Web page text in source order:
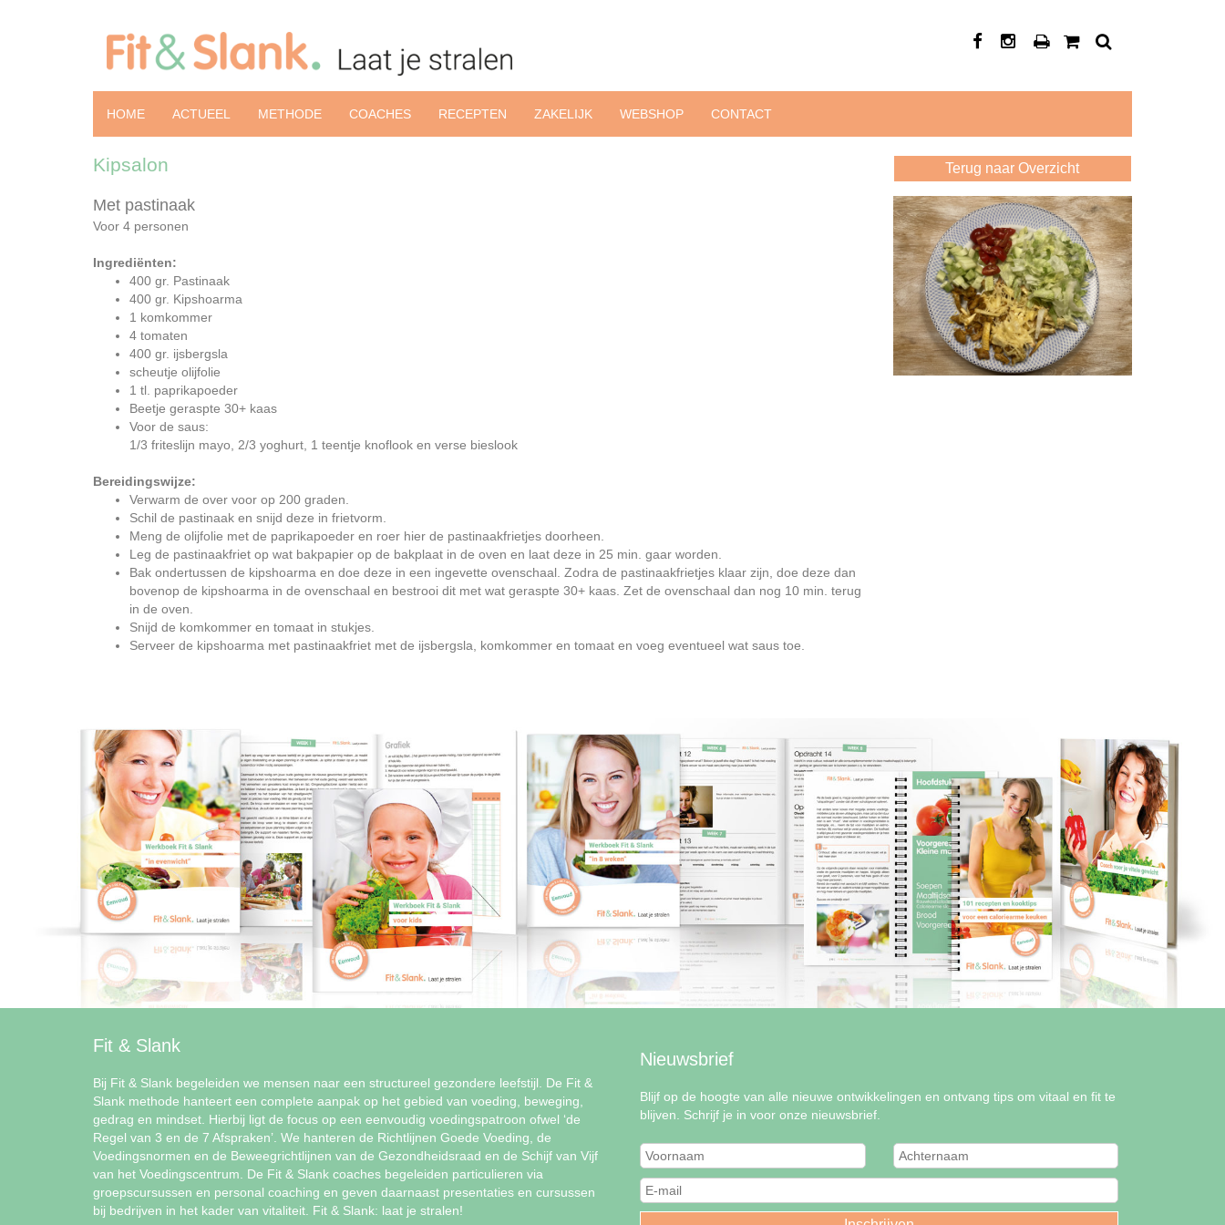
HOME ACTUEEL METHODE COACHES RECEPTEN ZAKELIJK WEBSHOP CONTACT
Kipsalon
Met pastinaak
Voor 4 personen
Ingrediënten:
400 gr. Pastinaak
400 gr. Kipshoarma
1 komkommer
4 tomaten
400 gr. ijsbergsla
scheutje olijfolie
1 tl. paprikapoeder
Beetje geraspte 30+ kaas
Voor de saus:
1/3 friteslijn mayo, 2/3 yoghurt, 1 teentje knoflook en verse bieslook
Bereidingswijze:
Verwarm de over voor op 200 graden.
Schil de pastinaak en snijd deze in frietvorm.
Meng de olijfolie met de paprikapoeder en roer hier de pastinaakfrietjes doorheen.
Leg de pastinaakfriet op wat bakpapier op de bakplaat in de oven en laat deze in 25 min. gaar worden.
Bak ondertussen de kipshoarma en doe deze in een ingevette ovenschaal. Zodra de pastinaakfrietjes klaar zijn, doe deze dan
bovenop de kipshoarma in de ovenschaal en bestrooi dit met wat geraspte 30+ kaas. Zet de ovenschaal dan nog 10 min. terug
in de oven.
Snijd de komkommer en tomaat in stukjes.
Serveer de kipshoarma met pastinaakfriet met de ijsbergsla, komkommer en tomaat en voeg eventueel wat saus toe.
Terug naar Overzicht
Fit & Slank
Bij Fit & Slank begeleiden we mensen naar een structureel gezondere leefstijl. De Fit &
Slank methode hanteert een complete aanpak op het gebied van voeding, beweging,
gedrag en mindset. Hierbij ligt de focus op een eenvoudig voedingspatroon ofwel ‘de
Regel van 3 en de 7 Afspraken’. We hanteren de Richtlijnen Goede Voeding, de
Voedingsnormen en de Beweegrichtlijnen van de Gezondheidsraad en de Schijf van Vijf
van het Voedingscentrum. De Fit & Slank coaches begeleiden particulieren via
groepscursussen en personal coaching en geven daarnaast presentaties en cursussen
bij bedrijven in het kader van vitaliteit. Fit & Slank: laat je stralen!
Nieuwsbrief
Blijf op de hoogte van alle nieuwe ontwikkelingen en ontvang tips om vitaal en fit te
blijven. Schrijf je in voor onze nieuwsbrief.